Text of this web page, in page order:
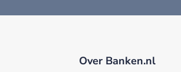
Over Banken.nl